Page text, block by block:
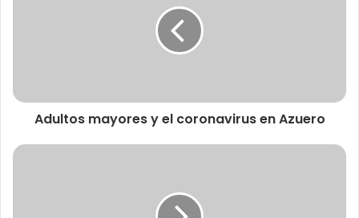
Adultos mayores y el coronavirus en Azuero